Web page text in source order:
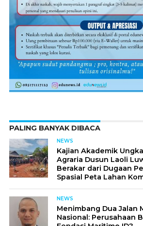
PALING BANYAK DIBACA
NEWS
Kajian Akademik
Agraria Dusun Laoli
Berakar dari Dugaan
Spasial Peta Lahan
NEWS
Menimbang Dua Jalan
Nasional: Perusahaan